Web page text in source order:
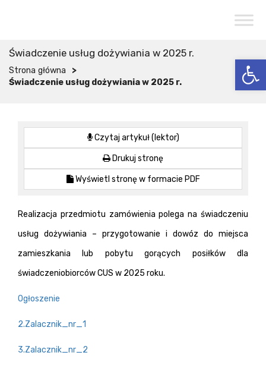
Świadczenie usług dożywiania w 2025 r.
Strona główna >
Świadczenie usług dożywiania w 2025 r.
Czytaj artykuł (lektor)
Drukuj stronę
Wyświetl stronę w formacie PDF
Realizacja przedmiotu zamówienia polega na świadczeniu
usług dożywiania – przygotowanie i dowóz do miejsca
zamieszkania lub pobytu gorących posiłków dla
świadczeniobiorców CUS w 2025 roku.
Ogłoszenie
2.Zalacznik_nr_1
3.Zalacznik_nr_2